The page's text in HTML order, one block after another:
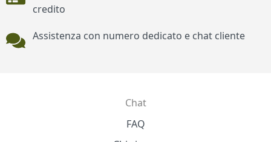
credito
Assistenza con numero dedicato e chat cliente
Chat
FAQ